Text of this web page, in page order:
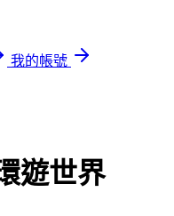
我的帳號
遊世界